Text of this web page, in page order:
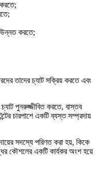
উন্নত করতে;
তাদের চ্যাট সক্রিয় করতে এবং
চ্যাট পুনরুজ্জীবিত করতে, বাস্তব
চারপাশে একটি ব্যস্ত সম্প্রদায়
সদস্যে পরিণত করা হয়, কিকে
কৌশলের একটি কার্যকর অংশ হয়ে